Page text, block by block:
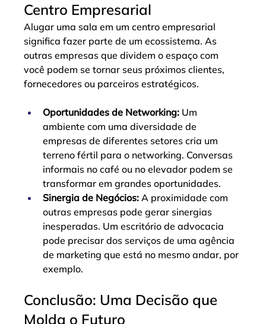
Centro Empresarial
Alugar uma sala em um centro empresarial
significa fazer parte de um ecossistema. As
outras empresas que dividem o espaço com
você podem se tornar seus próximos clientes,
fornecedores ou parceiros estratégicos.
Oportunidades de Networking: Um
ambiente com uma diversidade de
empresas de diferentes setores cria um
terreno fértil para o networking. Conversas
informais no café ou no elevador podem se
transformar em grandes oportunidades.
Sinergia de Negócios: A proximidade com
outras empresas pode gerar sinergias
inesperadas. Um escritório de advocacia
pode precisar dos serviços de uma agência
de marketing que está no mesmo andar, por
exemplo.
Conclusão: Uma Decisão que
Molda o Futuro